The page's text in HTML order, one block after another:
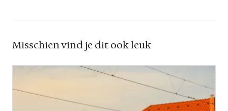
Misschien vind je dit ook leuk